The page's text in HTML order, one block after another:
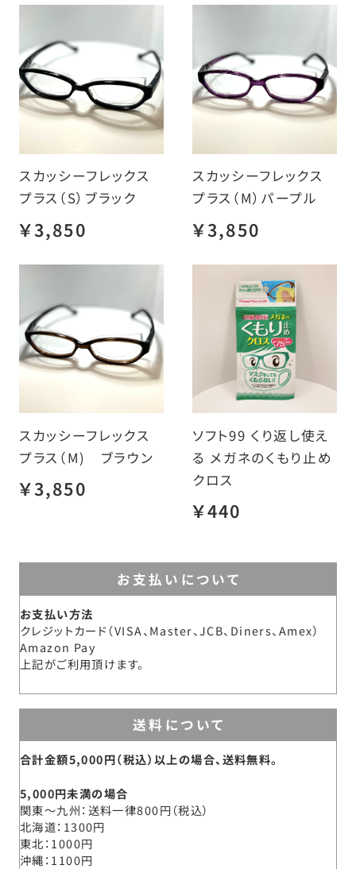
スカッシーフレックス
プラス（S）ブラック
￥3,850
スカッシーフレックス
プラス（M）パープル
￥3,850
スカッシーフレックス
プラス（M) ブラウン
￥3,850
ソフト99 くり返し使え
る メガネのくもり止め
クロス
￥440
お支払いについて
お支払い方法
クレジットカード（VISA、Master、JCB、Diners、Amex）
Amazon Pay
上記がご利用頂けます。
送料について
合計金額5,000円（税込）以上の場合、送料無料。
5,000円未満の場合
関東～九州 送料一律800円（税込）
北海道 1300円
東北 1000円
沖縄 1100円